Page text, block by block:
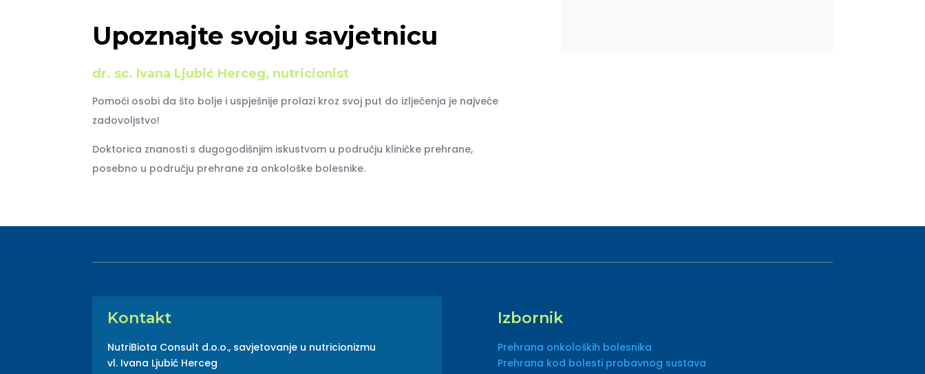
Upoznajte svoju savjetnicu
dr. sc. Ivana Ljubić Herceg, nutricionist
Pomoći osobi da što bolje i uspješnije prolazi kroz svoj put do izlječenja je najveće
zadovoljstvo!
Doktorica znanosti s dugogodišnjim iskustvom u području kliničke prehrane,
posebno u području prehrane za onkološke bolesnike.
Kontakt
NutriBiota Consult d.o.o., savjetovanje u nutricionizmu
vl. Ivana Ljubić Herceg
Izbornik
Prehrana onkoloških bolesnika
Prehrana kod bolesti probavnog sustava